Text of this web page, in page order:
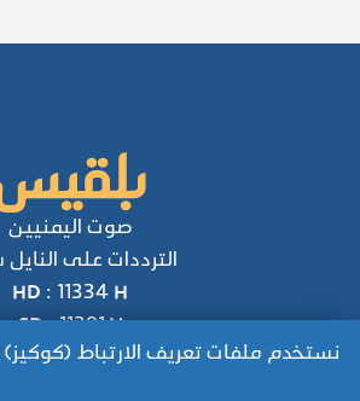
نستخدم ملفات تعريف الارتباط
صوت اليمنيين
الترددات على
HD : 11334 H
SD : 11391 V